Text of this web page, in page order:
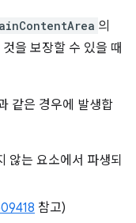
의
을 보장할 수 있을 때
같은 경우에 발생합
않는 요소에서 파생되
참고)